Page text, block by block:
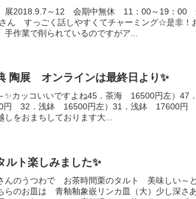
2018.9.7～12 会期中無休 11：00～19：00
ん すっごく話しやすくてチャーミング☆是非！
作業で削られているのですがア...
陶展 オンラインは最終日より✨
✨カッコいいですよね45．茶海 16500円左）
32．浅鉢 16500円左）31．浅鉢 17600円
しをおまちしております大...
ルト楽しみました✨
んのうつわで お茶時間栗のタルト 美味しい～
らのお皿は 青釉釉象嵌リンカ皿（大）少し深さ